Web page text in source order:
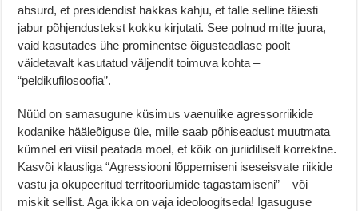
absurd, et presidendist hakkas kahju, et talle selline täiesti
jabur põhjendustekst kokku kirjutati. See polnud mitte juura,
vaid kasutades ühe prominentse õigusteadlase poolt
väidetavalt kasutatud väljendit toimuva kohta –
“peldikufilosoofia”.
Nüüd on samasugune küsimus vaenulike agressorriikide
kodanike hääleõiguse üle, mille saab põhiseadust muutmata
kümnel eri viisil peatada moel, et kõik on juriidiliselt korrektne.
Kasvõi klausliga “Agressiooni lõppemiseni iseseisvate riikide
vastu ja okupeeritud territooriumide tagastamiseni” – või
miskit sellist. Aga ikka on vaja ideoloogitseda! Igasuguse